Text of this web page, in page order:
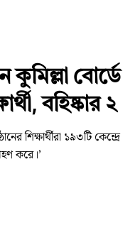
কুমিল্লা বোর্ডে
বহিষ্কার ২
শিক্ষার্থীরা ১৯৩টি কেন্দ্রে
করে।’